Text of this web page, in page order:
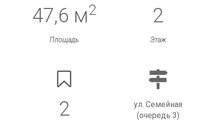
47,6 м2
Площадь
2
Этаж
2
ул. Семейная
(очередь 3)